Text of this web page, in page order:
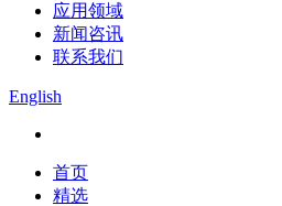
应用领域
新闻咨讯
联系我们
English
首页
精选